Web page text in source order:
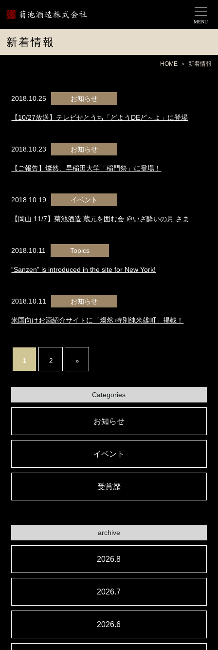
MENU
新着情報
HOME 新着情報
2018.10.25 お知らせ
【10/27放送】テレビせとうち「どようDEど～よ」に登場
2018.10.23 お知らせ
【ご報告】燦然、早稲田大学「稲門祭」に登場！
2018.10.19 イベント
【岡山 11/7】菊池酒造 蔵元を囲む会 ＠いざ酔いの月 さま
2018.10.11 Topics
“Sanzen” is introduced in the site for New York!
2018.10.11 お知らせ
米国向けお酒紹介サイトに「燦然 特別純米雄町」掲載！
1 2 »
Categories
お知らせ
イベント
受賞歴
archive
2026.8
2026.7
2026.6